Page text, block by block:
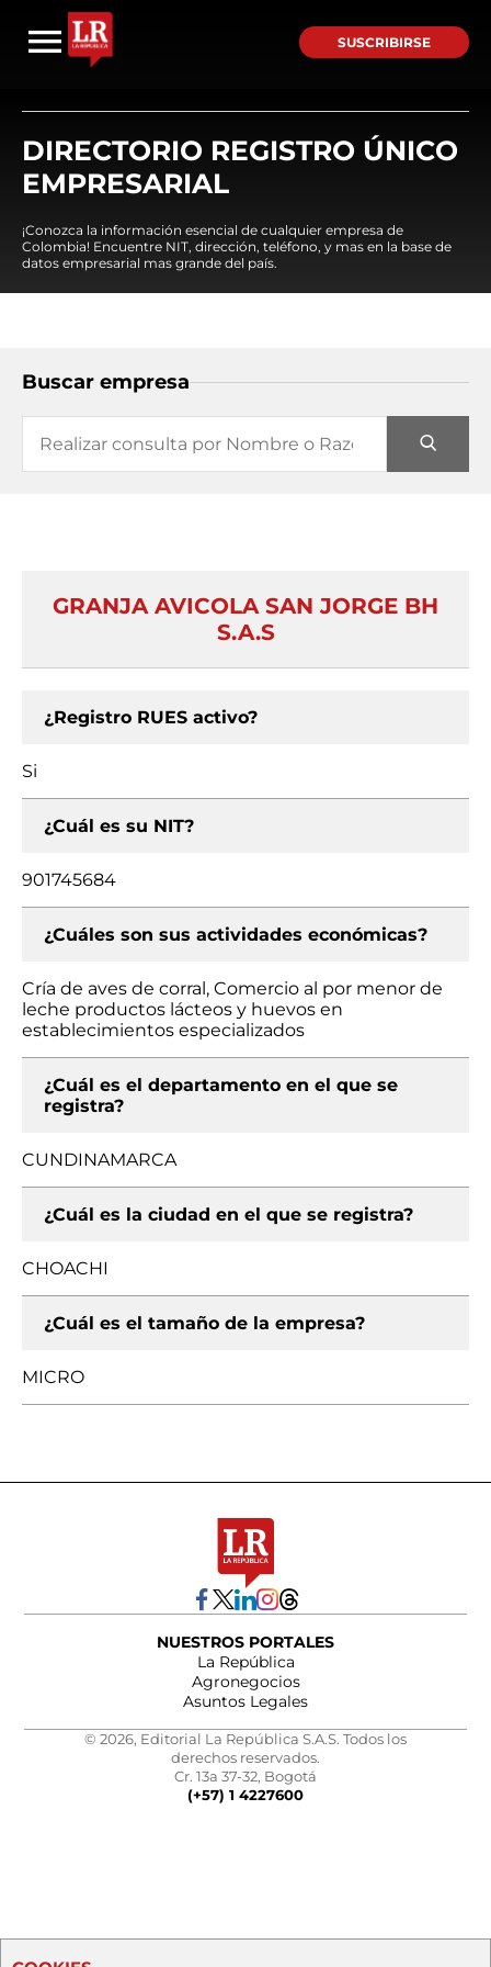
SUSCRIBIRSE
DIRECTORIO REGISTRO ÚNICO
EMPRESARIAL
¡Conozca la información esencial de cualquier empresa de
Colombia! Encuentre NIT, dirección, teléfono, y mas en la base de
datos empresarial mas grande del país.
Buscar empresa
GRANJA AVICOLA SAN JORGE BH
S.A.S
¿Registro RUES activo?
Si
¿Cuál es su NIT?
901745684
¿Cuáles son sus actividades económicas?
Cría de aves de corral, Comercio al por menor de
leche productos lácteos y huevos en
establecimientos especializados
¿Cuál es el departamento en el que se
registra?
CUNDINAMARCA
¿Cuál es la ciudad en el que se registra?
CHOACHI
¿Cuál es el tamaño de la empresa?
MICRO
NUESTROS PORTALES
La República
Agronegocios
Asuntos Legales
© 2026, Editorial La República S.A.S. Todos los
derechos reservados.
Cr. 13a 37-32, Bogotá
(+57) 1 4227600